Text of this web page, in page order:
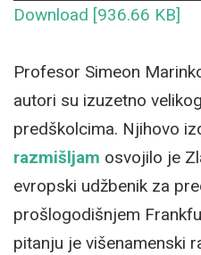
Download [936.66 KB]
Profesor Simeon
autori su izuzetno
predškolcima. Njihovo
razmišljam osvojilo je
evropski udžbenik za
prošlogodišnjem
pitanju je višenamenski